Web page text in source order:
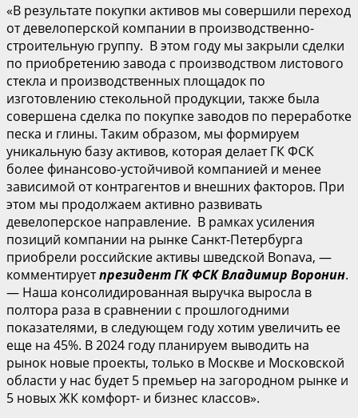
«В результате покупки активов мы совершили переход
от девелоперской компании в производственно-
строительную группу. В этом году мы закрыли сделки
по приобретению завода с производством листового
стекла и производственных площадок по
изготовлению стекольной продукции, также была
совершена сделка по покупке заводов по переработке
песка и глины. Таким образом, мы формируем
уникальную базу активов, которая делает ГК ФСК
более финансово-устойчивой компанией и менее
зависимой от контрагентов и внешних факторов. При
этом мы продолжаем активно развивать
девелоперское направление. В рамках усиления
позиций компании на рынке Санкт-Петербурга
приобрели российские активы шведской Bonava, —
комментируетпрезидент ГК ФСК Владимир Воронин.
— Наша консолидированная выручка выросла в
полтора раза в сравнении с прошлогодними
показателями, в следующем году хотим увеличить ее
еще на 45%. В 2024 году планируем выводить на
рынок новые проекты, только в Москве и Московской
области у нас будет 5 премьер на загородном рынке и
5 новых ЖК комфорт- и бизнес классов».